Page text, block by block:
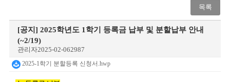
목록
[공지] 2025학년도 1학기 등록금 납부 및 분할납부 안내
(~2/19)
관리자2025-02-062987
2025-1학기 분할등록 신청서.hwp